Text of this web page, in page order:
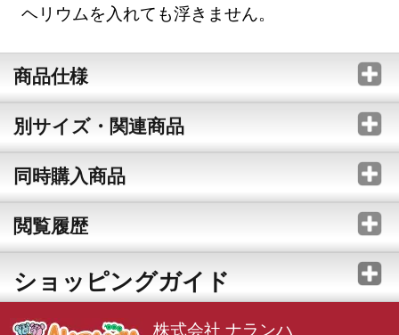
ヘリウムを入れても浮きません。
商品仕様
別サイズ・関連商品
同時購入商品
閲覧履歴
ショッピングガイド
株式会社 ナランハ